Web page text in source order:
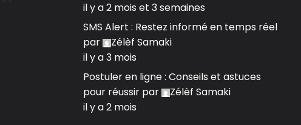
il y a 2 mois et 3 semaines
SMS Alert : Restez informé en temps réel
par
Zélèf Samaki
il y a 3 mois
Postuler en ligne : Conseils et astuces
pour réussir par
Zélèf Samaki
il y a 2 mois